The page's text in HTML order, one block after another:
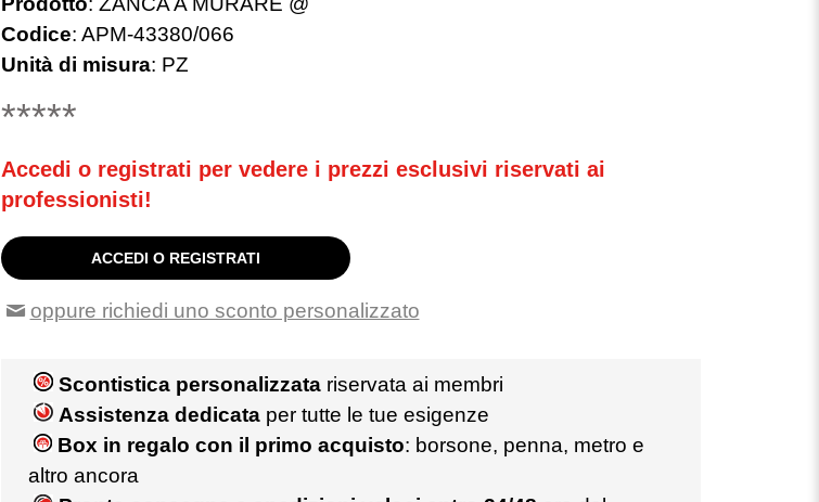
Codice: APM-43380/066
Unità di misura: PZ
*****
Accedi o registrati per vedere i prezzi esclusivi riservati ai
professionisti!
ACCEDI O REGISTRATI
oppure richiedi uno sconto personalizzato
Scontistica personalizzatariservata ai membri
Assistenza dedicataper tutte le tue esigenze
Box in regalo con il primo acquisto: borsone, penna, metro e
altro ancora